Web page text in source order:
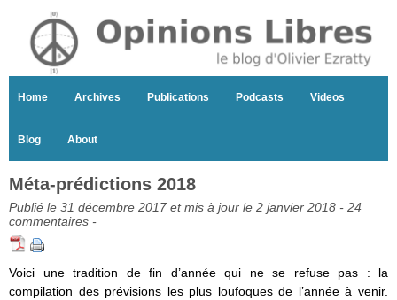
Home Archives Publications Podcasts Videos
Blog About
Méta-prédictions 2018
Publié le 31 décembre 2017 et mis à jour le 2 janvier 2018 - 24
commentaires -
Voici une tradition de fin d’année qui ne se refuse pas : la
compilation des prévisions les plus loufoques de l’année à venir.